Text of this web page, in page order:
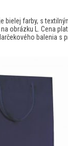
bielej farby, s
obrázku L. Cena
balenia s